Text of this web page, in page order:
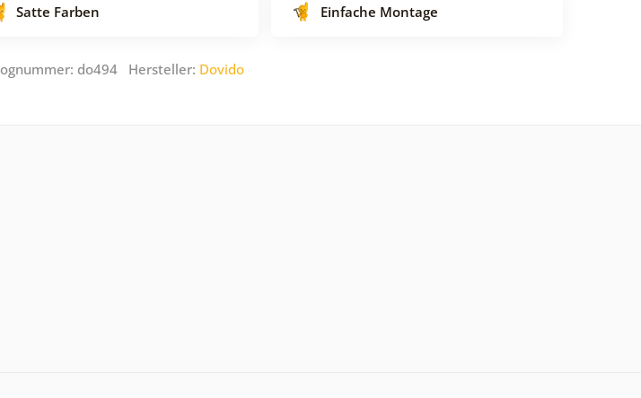
Satte Farben Einfache Montage
do494 Hersteller: Dovido